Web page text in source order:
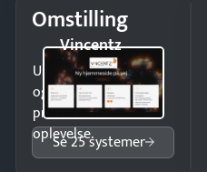
Omstilling
Vincentz
Undgå tabte opkald
og giv kunderne en
professionel
oplevelse.
Se 25 systemer